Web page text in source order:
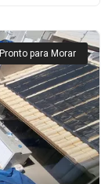
Pronto para Morar